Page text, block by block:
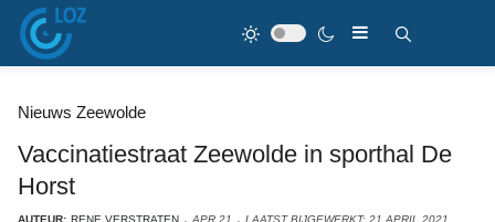
Nieuws Zeewolde
Vaccinatiestraat Zeewolde in sporthal De
Horst
AUTEUR: RENE VERSTRATEN APR 21 LAATST BIJGEWERKT: 21 APRIL 2021